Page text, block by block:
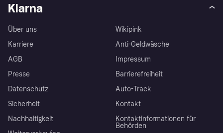
Klarna
Über uns
Karriere
AGB
Presse
Datenschutz
Sicherheit
Nachhaltigkeit
Wikipink
Anti-Geldwäsche
Impressum
Barrierefreiheit
Auto-Track
Kontakt
Kontaktinformationen für
Behörden